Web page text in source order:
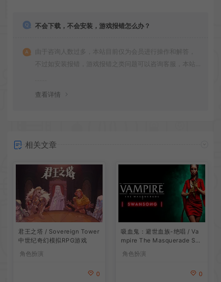
不会下载，不会安装，游戏报错怎么办？
由于咨询人数过多，本站目前仅为会员进行操作和解答，
不过如安装报错，游戏报错之类问题可以咨询客服，本站
查看详情
相关文章
君王之塔 / Sovereign Tower
中世纪奇幻模拟RPG游戏
角色扮演
0
吸血鬼：避世血族-绝唱 / Va
mpire The Masquerade Sw
角色扮演
0